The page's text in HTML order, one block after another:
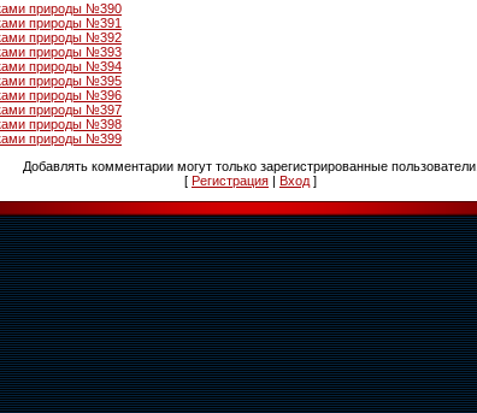
природы №390
природы №391
природы №392
природы №393
природы №394
природы №395
природы №396
природы №397
природы №398
природы №399
Добавлять комментарии могут только зарегистрированные пользователи.
[ Регистрация | Вход ]